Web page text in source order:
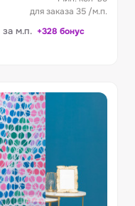
для заказа 35 /м.п.
за м.п. +328 бонус